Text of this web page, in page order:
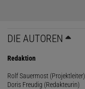
DIE AUTOREN
Redaktion
Rolf Sauermost (Projektleiter)
Doris Freudig (Redakteurin)